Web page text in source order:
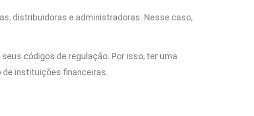
distribuidoras e administradoras. Nesse caso,
códigos de regulação. Por isso, ter uma
de instituições financeiras.